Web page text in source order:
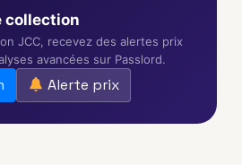
collection
JCC, recevez des alertes prix
avancées sur Passlord.
Alerte prix